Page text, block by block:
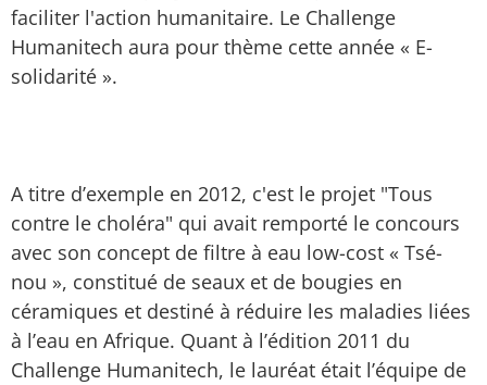
faciliter l'action humanitaire. Le Challenge
Humanitech aura pour thème cette année « E-
solidarité ».
A titre d’exemple en 2012, c'est le projet "Tous
contre le choléra" qui avait remporté le concours
avec son concept de filtre à eau low-cost « Tsé-
nou », constitué de seaux et de bougies en
céramiques et destiné à réduire les maladies liées
à l’eau en Afrique. Quant à l’édition 2011 du
Challenge Humanitech, le lauréat était l’équipe de